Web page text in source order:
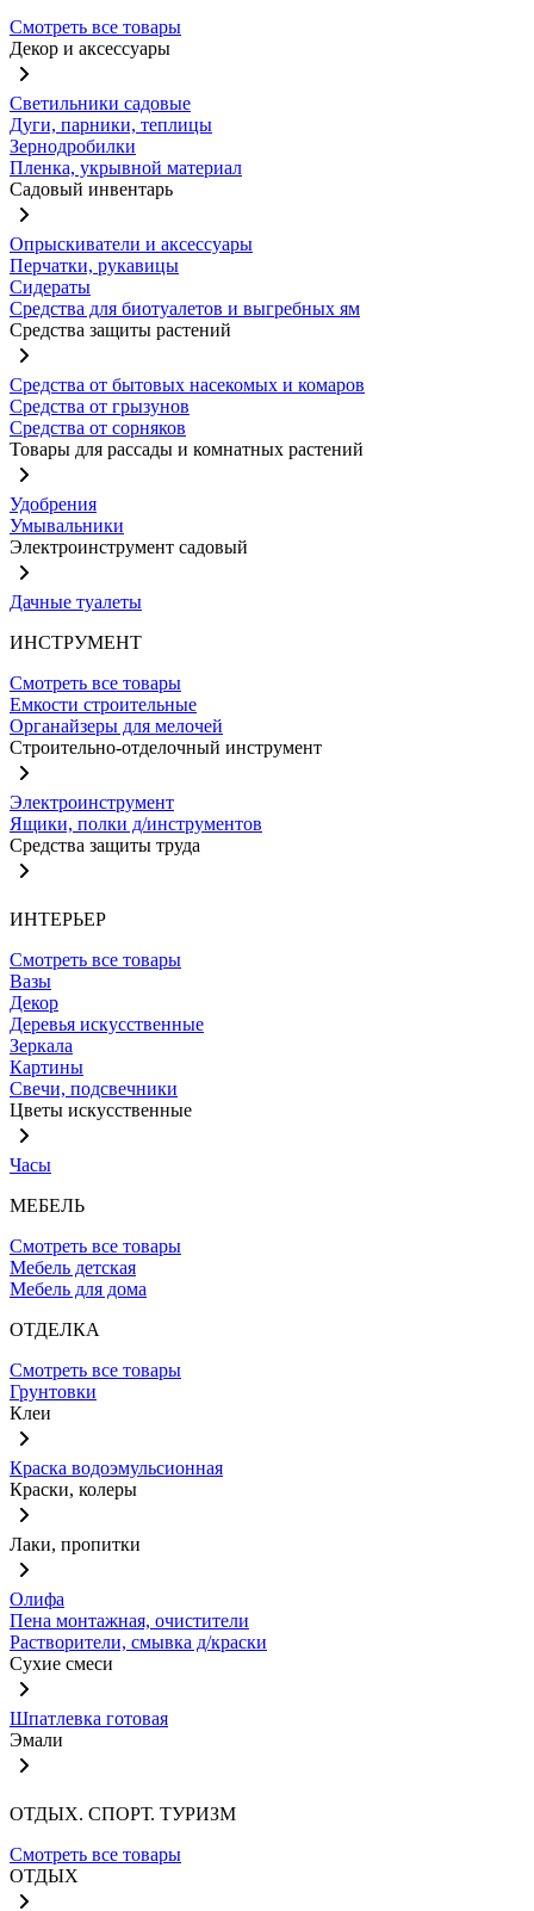
Смотреть все товары
Декор и аксессуары
Светильники садовые
Дуги, парники, теплицы
Зернодробилки
Пленка, укрывной материал
Садовый инвентарь
Опрыскиватели и аксессуары
Перчатки, рукавицы
Сидераты
Средства для биотуалетов и выгребных ям
Средства защиты растений
Средства от бытовых насекомых и комаров
Средства от грызунов
Средства от сорняков
Товары для рассады и комнатных растений
Удобрения
Умывальники
Электроинструмент садовый
Дачные туалеты
ИНСТРУМЕНТ
Смотреть все товары
Емкости строительные
Органайзеры для мелочей
Строительно-отделочный инструмент
Электроинструмент
Ящики, полки д/инструментов
Средства защиты труда
ИНТЕРЬЕР
Смотреть все товары
Вазы
Декор
Деревья искусственные
Зеркала
Картины
Свечи, подсвечники
Цветы искусственные
Часы
МЕБЕЛЬ
Смотреть все товары
Мебель детская
Мебель для дома
ОТДЕЛКА
Смотреть все товары
Грунтовки
Клеи
Краска водоэмульсионная
Краски, колеры
Лаки, пропитки
Олифа
Пена монтажная, очистители
Растворители, смывка д/краски
Сухие смеси
Шпатлевка готовая
Эмали
ОТДЫХ. СПОРТ. ТУРИЗМ
Смотреть все товары
ОТДЫХ